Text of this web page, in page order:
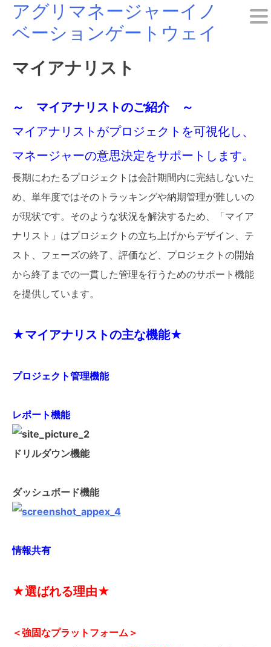
Skipアグリマネージャーイノ
ベーションゲートウェイ
マイアナリスト
～ マイアナリストのご紹介 ～
マイアナリストがプロジェクトを可視化し、
マネージャーの意思決定をサポートします。
長期にわたるプロジェクトは会計期間内に完結しないた
め、単年度ではそのトラッキングや納期管理が難しいの
が現状です。そのような状況を解決するため、「マイア
ナリスト」はプロジェクトの立ち上げからデザイン、テ
スト、フェーズの終了、評価など、プロジェクトの開始
から終了までの一貫した管理を行うためのサポート機能
を提供しています。
★マイアナリストの主な機能★
プロジェクト管理機能
レポート機能
ドリルダウン機能
ダッシュボード機能
情報共有
★選ばれる理由★
＜強固なプラットフォーム＞